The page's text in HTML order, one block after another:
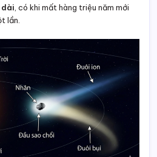
dài , có khi mất hàng triệu năm mới
lần.